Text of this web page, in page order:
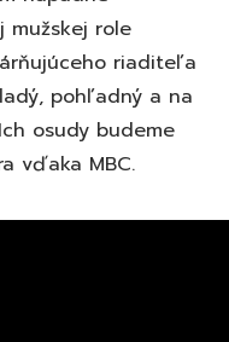
mužskej role
riaditeľa
pohľadný a na
osudy budeme
vďaka MBC.